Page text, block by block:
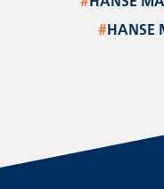
#HANSE
#HANSE